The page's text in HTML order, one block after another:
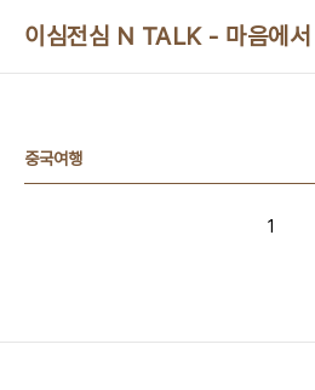
이심전심 N TALK - 마음에
중국여행
1